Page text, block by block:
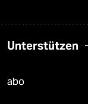
Unterstützen
abo